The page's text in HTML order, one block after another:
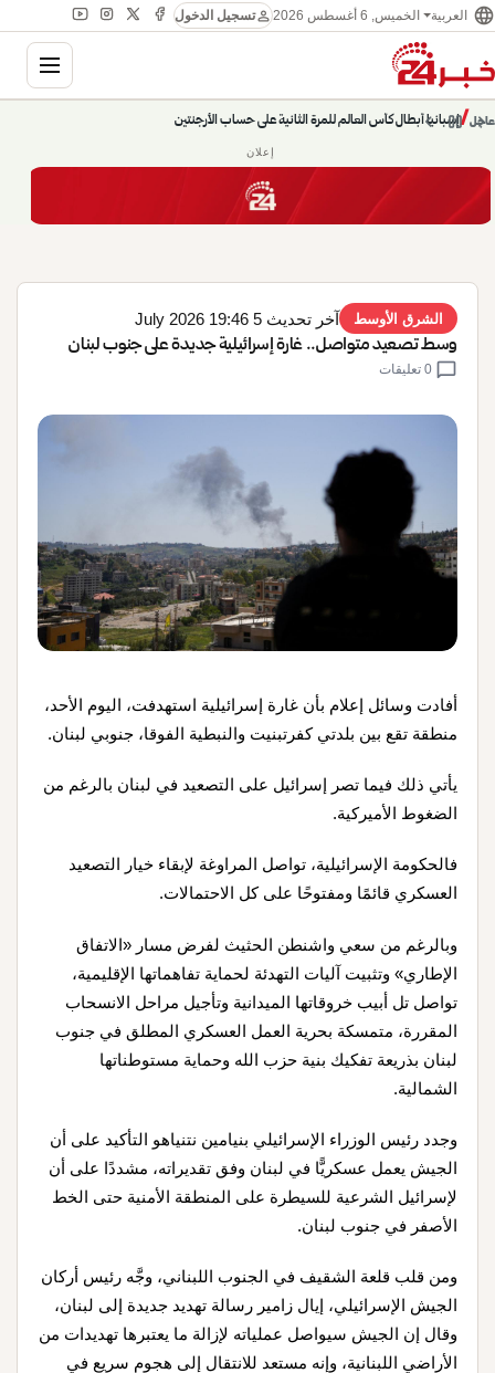
language العربية الخميس, 6 أغسطس 2026 personتسجيل الدخول
عاجل/
إسبانيا أبطال كأس العالم للمرة الثانية على حساب الأرجنتين
حديث الساعة: سيناريوهات قادمة 745
chevron_right
pause
chevron_left
إعلان
الشرق الأوسط آخر تحديث 5 July 2026 19:46
وسط تصعيد متواصل.. غارة إسرائيلية جديدة على جنوب لبنان
chat_bubble
أفادت وسائل إعلام بأن غارة إسرائيلية استهدفت، اليوم الأحد،
منطقة تقع بين بلدتي كفرتبنيت والنبطية الفوقا، جنوبي لبنان.
يأتي ذلك فيما تصر إسرائيل على التصعيد في لبنان بالرغم من
الضغوط الأميركية.
فالحكومة الإسرائيلية، تواصل المراوغة لإبقاء خيار التصعيد
العسكري قائمًا ومفتوحًا على كل الاحتمالات.
وبالرغم من سعي واشنطن الحثيث لفرض مسار «الاتفاق
الإطاري» وتثبيت آليات التهدئة لحماية تفاهماتها الإقليمية،
تواصل تل أبيب خروقاتها الميدانية وتأجيل مراحل الانسحاب
المقررة، متمسكة بحرية العمل العسكري المطلق في جنوب
لبنان بذريعة تفكيك بنية حزب الله وحماية مستوطناتها
الشمالية.
وجدد رئيس الوزراء الإسرائيلي بنيامين نتنياهو التأكيد على أن
الجيش يعمل عسكريًّا في لبنان وفق تقديراته، مشددًا على أن
لإسرائيل الشرعية للسيطرة على المنطقة الأمنية حتى الخط
الأصفر في جنوب لبنان.
ومن قلب قلعة الشقيف في الجنوب اللبناني، وجَّه رئيس أركان
الجيش الإسرائيلي، إيال زامير رسالة تهديد جديدة إلى لبنان،
وقال إن الجيش سيواصل عملياته لإزالة ما يعتبرها تهديدات من
الأراضي اللبنانية، وإنه مستعد للانتقال إلى هجوم سريع في